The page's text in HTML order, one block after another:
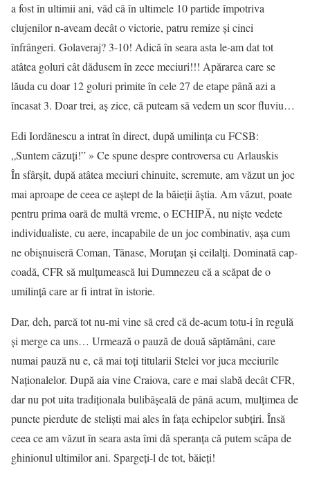
a fost în ultimii ani, văd că în ultimele 10 partide împotriva
clujenilor n-aveam decât o victorie, patru remize și cinci
înfrângeri. Golaveraj? 3-10! Adică în seara asta le-am dat tot
atâtea goluri cât dădusem în zece meciuri!!! Apărarea care se
lăuda cu doar 12 goluri primite în cele 27 de etape până azi a
încasat 3. Doar trei, aș zice, că puteam să vedem un scor fluviu…
Edi Iordănescu a intrat în direct, după umilința cu FCSB:
„Suntem căzuți!” » Ce spune despre controversa cu Arlauskis
În sfârșit, după atâtea meciuri chinuite, scremute, am văzut un joc
mai aproape de ceea ce aștept de la băieții ăștia. Am văzut, poate
pentru prima oară de multă vreme, o ECHIPĂ, nu niște vedete
individualiste, cu aere, incapabile de un joc combinativ, așa cum
ne obișnuiseră Coman, Tănase, Moruțan și ceilalți. Dominată cap-
coadă, CFR să mulțumească lui Dumnezeu că a scăpat de o
umilință care ar fi intrat în istorie.
Dar, deh, parcă tot nu-mi vine să cred că de-acum totu-i în regulă
și merge ca uns… Urmează o pauză de două săptămâni, care
numai pauză nu e, că mai toți titularii Stelei vor juca meciurile
Naționalelor. După aia vine Craiova, care e mai slabă decât CFR,
dar nu pot uita tradiționala bulibășeală de până acum, mulțimea de
puncte pierdute de steliști mai ales în fața echipelor subțiri. Însă
ceea ce am văzut în seara asta îmi dă speranța că putem scăpa de
ghinionul ultimilor ani. Spargeți-l de tot, băieți!